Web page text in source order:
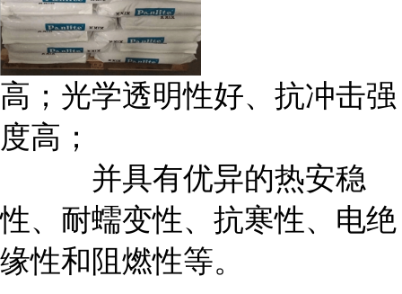
高；光学透明性好、抗冲击强
度高；
并具有优异的热安稳
性、耐蠕变性、抗寒性、电绝
缘性和阻燃性等。